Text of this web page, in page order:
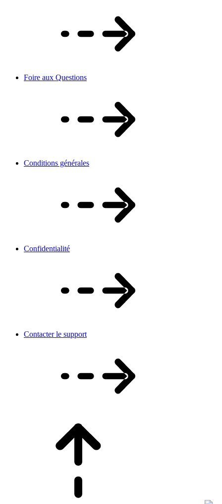
Foire aux Questions
Conditions générales
Confidentialité
Contacter le support